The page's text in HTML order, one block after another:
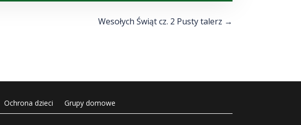
aby
zwiększyć
Wesołych Świąt cz. 2 Pusty talerz →
Ochrona dzieci Grupy domowe